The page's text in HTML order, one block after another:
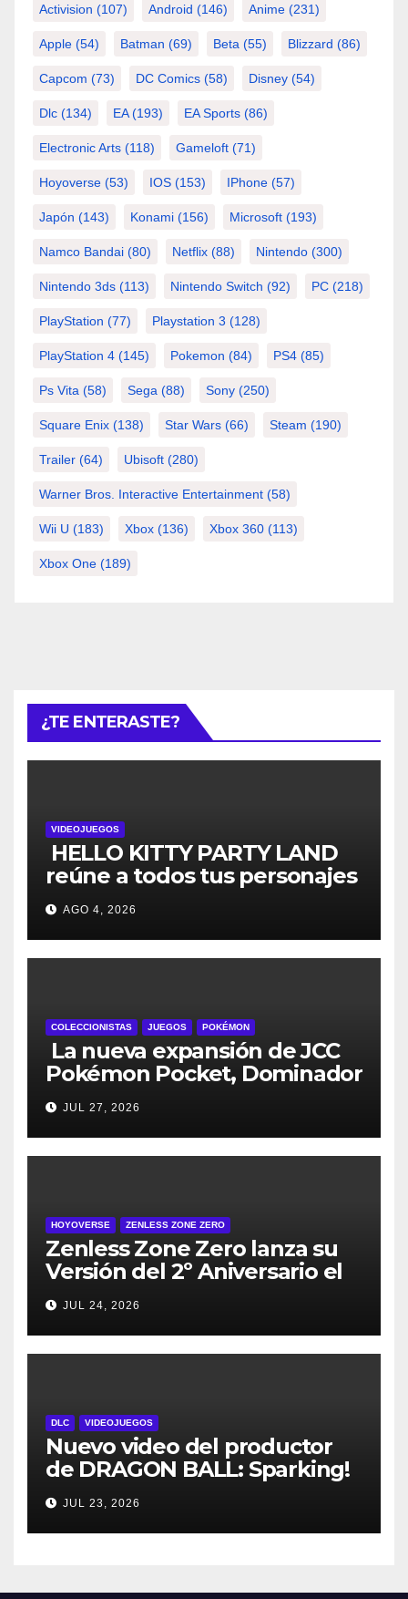
Activision (107) Android (146) Anime (231)
Apple (54) Batman (69) Beta (55) Blizzard (86)
Capcom (73) DC Comics (58) Disney (54)
Dlc (134) EA(193) EA Sports (86)
Electronic Arts (118) Gameloft (71)
Hoyoverse (53) IOS (153) IPhone (57)
Japón (143) Konami (156) Microsoft (193)
Namco Bandai (80) Netflix (88) Nintendo (300)
Nintendo 3ds (113) Nintendo Switch (92) PC (218)
PlayStation (77) Playstation 3 (128)
PlayStation 4 (145) Pokemon (84) PS4 (85)
Ps Vita (58) Sega (88) Sony (250)
Square Enix (138) Star Wars (66) Steam (190)
Trailer (64) Ubisoft (280)
Warner Bros. Interactive Entertainment (58)
Wii U (183) Xbox (136) Xbox 360 (113)
Xbox One (189)
¿TE ENTERASTE?
VIDEOJUEGOS
HELLO KITTY PARTY LAND
reúne a todos tus personajes
favoritos en un solo lugar; ya
están disponibles las
preventas digitales
AGO 4, 2026
COLECCIONISTAS JUEGOS POKÉMON
La nueva expansión de JCC
Pokémon Pocket, Dominador
de los Cielos, se lanza el 29
de julio
JUL 27, 2026
HOYOVERSE ZENLESS ZONE ZERO
Zenless Zone Zero lanza su
Versión del 2º Aniversario el
29 de julio – con regalos para
todos los jugadores y nuevos
personajes
JUL 24, 2026
DLC VIDEOJUEGOS
Nuevo video del productor
de DRAGON BALL: Sparking!
ZERO detalla el Super Limit-
Breaking NEO DLC
JUL 23, 2026